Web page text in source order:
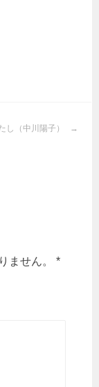
し（中川陽子）
ません。
*